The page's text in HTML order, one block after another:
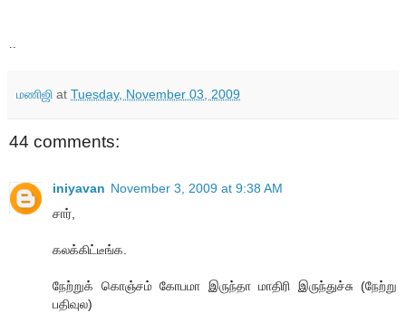
மணிஜி at Tuesday, November 03, 2009
44 comments:
iniyavan November 3, 2009 at 9:38 AM
சார்,
கலக்கிட்டீங்க.
நேற்றுக் கொஞ்சம் கோபமா இருந்தா மாதிரி இருந்துச்சு (நேற்று
பதிவுல)